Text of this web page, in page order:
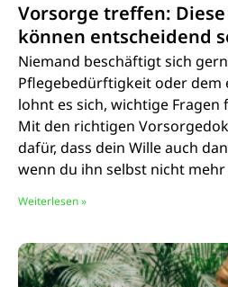
Vorsorge treffen:
können entscheidend
Niemand beschäftigt sich
Pflegebedürftigkeit oder dem
lohnt es sich, wichtige
Mit den richtigen
dafür, dass dein Wille auch
wenn du ihn selbst nicht
Weiterlesen »